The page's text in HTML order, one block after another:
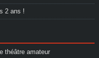
2 ans !
théâtre amateur